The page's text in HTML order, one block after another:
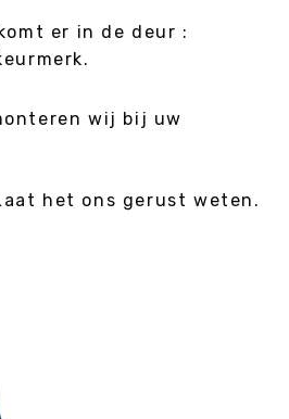
er in de deur :
wij bij uw
het ons gerust weten.